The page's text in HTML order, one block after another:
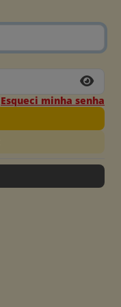
Esqueci minha senha